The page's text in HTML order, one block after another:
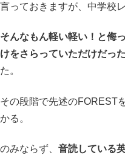
言っておきますが、中学校
そんなもん軽い軽い！と侮
けをさらっていただけだった
た。
その段階で先述のFOREST
かる。
のみならず、 音読している